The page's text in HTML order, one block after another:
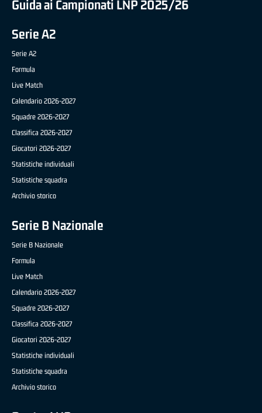
Guida ai Campionati LNP 2025/26
Serie A2
Serie A2
Formula
Live Match
Calendario 2026-2027
Squadre 2026-2027
Classifica 2026-2027
Giocatori 2026-2027
Statistiche individuali
Statistiche squadra
Archivio storico
Serie B Nazionale
Serie B Nazionale
Formula
Live Match
Calendario 2026-2027
Squadre 2026-2027
Classifica 2026-2027
Giocatori 2026-2027
Statistiche individuali
Statistiche squadra
Archivio storico